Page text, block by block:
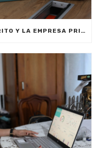
NUEVA ALIANZA DEL DISTRITO Y LA EMPRESA PRIVADA PERMITIRÁ FORMAR A CIUDADANOS DE MEDELLÍN EN INTELIGENCIA ARTIFICIAL APLICADA A LOS NEGOCIOS